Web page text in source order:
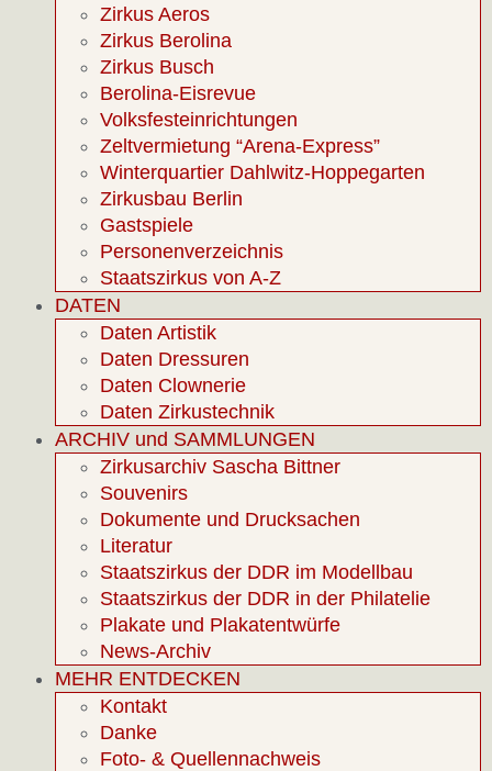
Zirkus Aeros
Zirkus Berolina
Zirkus Busch
Berolina-Eisrevue
Volksfesteinrichtungen
Zeltvermietung “Arena-Express”
Winterquartier Dahlwitz-Hoppegarten
Zirkusbau Berlin
Gastspiele
Personenverzeichnis
Staatszirkus von A-Z
DATEN
Daten Artistik
Daten Dressuren
Daten Clownerie
Daten Zirkustechnik
ARCHIV und SAMMLUNGEN
Zirkusarchiv Sascha Bittner
Souvenirs
Dokumente und Drucksachen
Literatur
Staatszirkus der DDR im Modellbau
Staatszirkus der DDR in der Philatelie
Plakate und Plakatentwürfe
News-Archiv
MEHR ENTDECKEN
Kontakt
Danke
Foto- & Quellennachweis